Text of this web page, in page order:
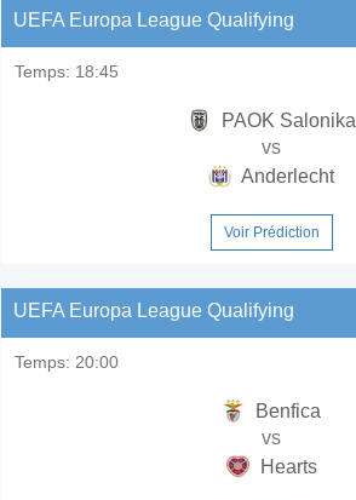
UEFA Europa League Qualifying
Temps: 18:45
PAOK Salonika
vs
Anderlecht
Voir Prédiction
UEFA Europa League Qualifying
Temps: 20:00
Benfica
vs
Hearts